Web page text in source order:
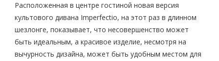
Расположенная в центре гостиной новая версия
культового дивана Imperfectio, на этот раз в длинном
шезлонге, показывает, что несовершенство может
быть идеальным, а красивое изделие, несмотря на
вычурность дизайна, может быть удобным местом для